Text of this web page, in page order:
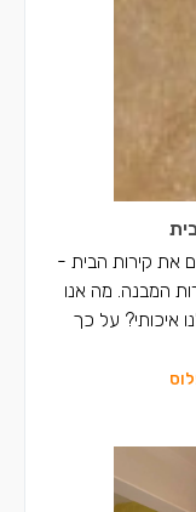
את קירות הבית -
המבנה. מה אנו
איכותי? על כך